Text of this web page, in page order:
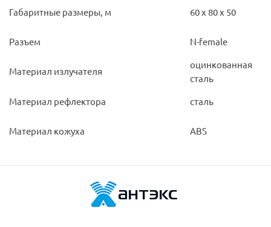
Габаритные размеры, м 60 х 80 х 50
Разъем N-female
Материал излучателя
оцинкованная
сталь
Материал рефлектора
сталь
Материал кожуха ABS